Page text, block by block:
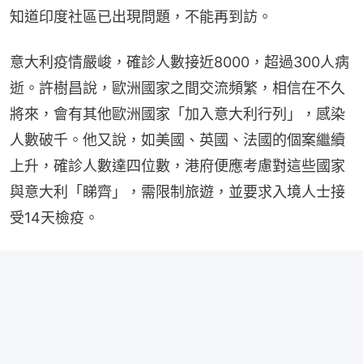
知道印度社區已出現問題，不能再到訪。
意大利疫情嚴峻，確診人數接近8000，超過300人病
逝。許樹昌說，歐洲國家之間交流頻繁，相信在不久
將來，會有其他歐洲國家「加入意大利行列」，感染
人數破千。他又說，如美國、英國、法國的個案繼續
上升，確診人數達四位數，港府便應考慮對這些國家
與意大利「睇齊」，需限制旅遊，並要求入境人士接
受14天檢疫。